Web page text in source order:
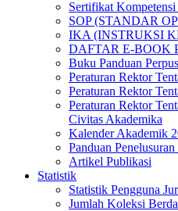
Sertifikat Kompetensi
SOP (STANDAR
IKA (INSTRUKSI
DAFTAR E-BOOK
Buku Panduan
Peraturan Rektor
Peraturan Rektor
Peraturan Rektor
Civitas Akademika
Kalender Akademik
Panduan
Artikel Publikasi
Statistik
Statistik Pengguna
Jumlah Koleksi